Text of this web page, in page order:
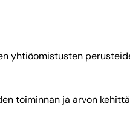
yhtiöomistusten
toiminnan ja arvon